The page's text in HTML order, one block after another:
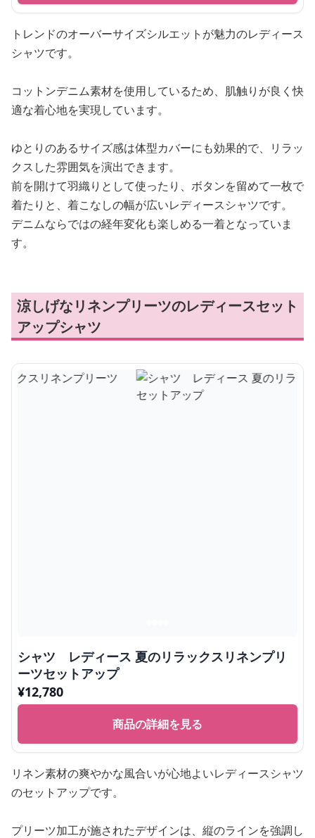
トレンドのオーバーサイズシルエットが魅力のレディース
シャツです。
コットンデニム素材を使用しているため、肌触りが良く快
適な着心地を実現しています。
ゆとりのあるサイズ感は体型カバーにも効果的で、リラッ
クスした雰囲気を演出できます。
前を開けて羽織りとして使ったり、ボタンを留めて一枚で
着たりと、着こなしの幅が広いレディースシャツです。
デニムならではの経年変化も楽しめる一着となっていま
す。
涼しげなリネンプリーツのレディースセット
アップシャツ
シャツ レディース 夏のリラックスリネンプリ
ーツセットアップ
¥12,780
商品の詳細を見る
リネン素材の爽やかな風合いが心地よいレディースシャツ
のセットアップです。
プリーツ加工が施されたデザインは、縦のラインを強調し